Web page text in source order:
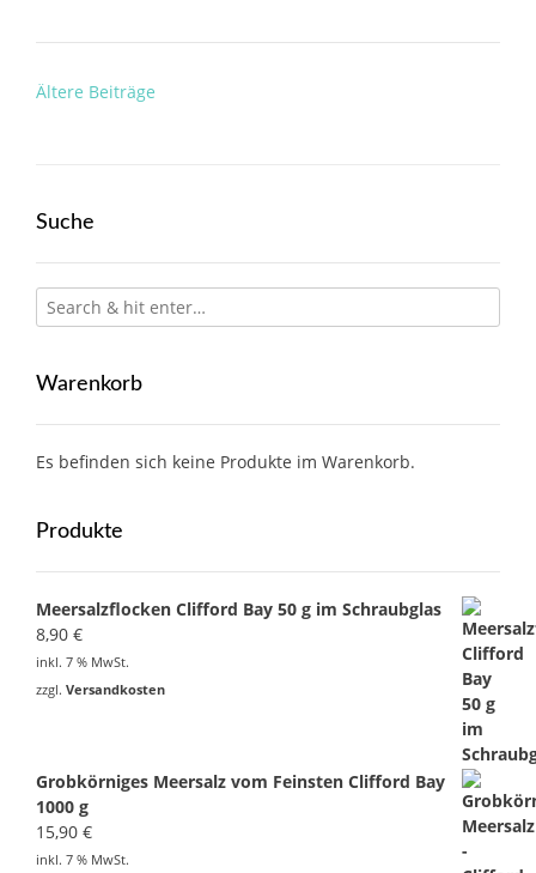
Beitragsnavigation
Ältere Beiträge
Suche
Warenkorb
Es befinden sich keine Produkte im Warenkorb.
Produkte
Meersalzflocken Clifford Bay 50 g im Schraubglas
8,90 €
inkl. 7 % MwSt.
zzgl. Versandkosten
Grobkörniges Meersalz vom Feinsten Clifford Bay
1000 g
15,90 €
inkl. 7 % MwSt.